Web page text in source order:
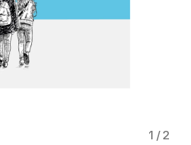
1 /2